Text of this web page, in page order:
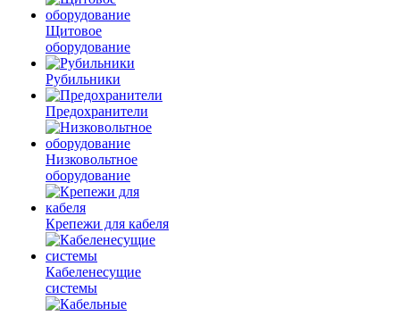
Щитовое
оборудование
Рубильники
Предохранители
Низковольтное
оборудование
Крепежи для кабеля
Кабеленесущие
системы